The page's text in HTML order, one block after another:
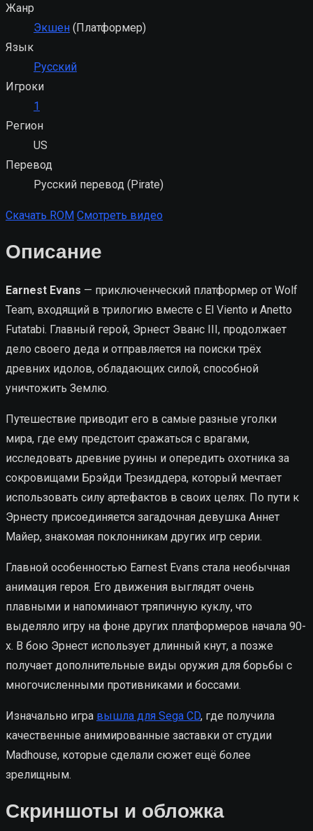
Жанр
Экшен (Платформер)
Язык
Русский
Игроки
1
Регион
US
Перевод
Русский перевод (Pirate)
Скачать ROM Смотреть видео
Описание
Earnest Evans — приключенческий платформер от Wolf
Team, входящий в трилогию вместе с El Viento и Anetto
Futatabi. Главный герой, Эрнест Эванс III, продолжает
дело своего деда и отправляется на поиски трёх
древних идолов, обладающих силой, способной
уничтожить Землю.
Путешествие приводит его в самые разные уголки
мира, где ему предстоит сражаться с врагами,
исследовать древние руины и опередить охотника за
сокровищами Брэйди Трезиддера, который мечтает
использовать силу артефактов в своих целях. По пути к
Эрнесту присоединяется загадочная девушка Аннет
Майер, знакомая поклонникам других игр серии.
Главной особенностью Earnest Evans стала необычная
анимация героя. Его движения выглядят очень
плавными и напоминают тряпичную куклу, что
выделяло игру на фоне других платформеров начала 90-
х. В бою Эрнест использует длинный кнут, а позже
получает дополнительные виды оружия для борьбы с
многочисленными противниками и боссами.
Изначально игра вышла для Sega CD, где получила
качественные анимированные заставки от студии
Madhouse, которые сделали сюжет ещё более
зрелищным.
Скриншоты и обложка